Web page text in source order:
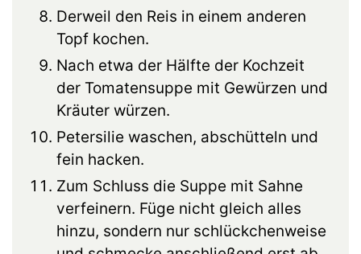
Derweil den Reis in einem anderen
Topf kochen.
Nach etwa der Hälfte der Kochzeit
der Tomatensuppe mit Gewürzen und
Kräuter würzen.
Petersilie waschen, abschütteln und
fein hacken.
Zum Schluss die Suppe mit Sahne
verfeinern. Füge nicht gleich alles
hinzu, sondern nur schlückchenweise